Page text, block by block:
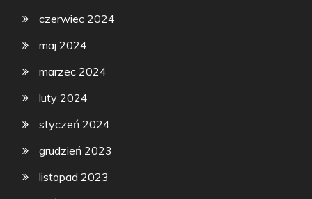
czerwiec 2024
maj 2024
marzec 2024
luty 2024
styczeń 2024
grudzień 2023
listopad 2023